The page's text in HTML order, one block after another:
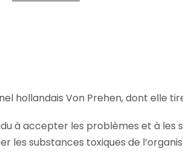
hollandais Von Prehen, dont elle
à accepter les problèmes et à
les substances toxiques de